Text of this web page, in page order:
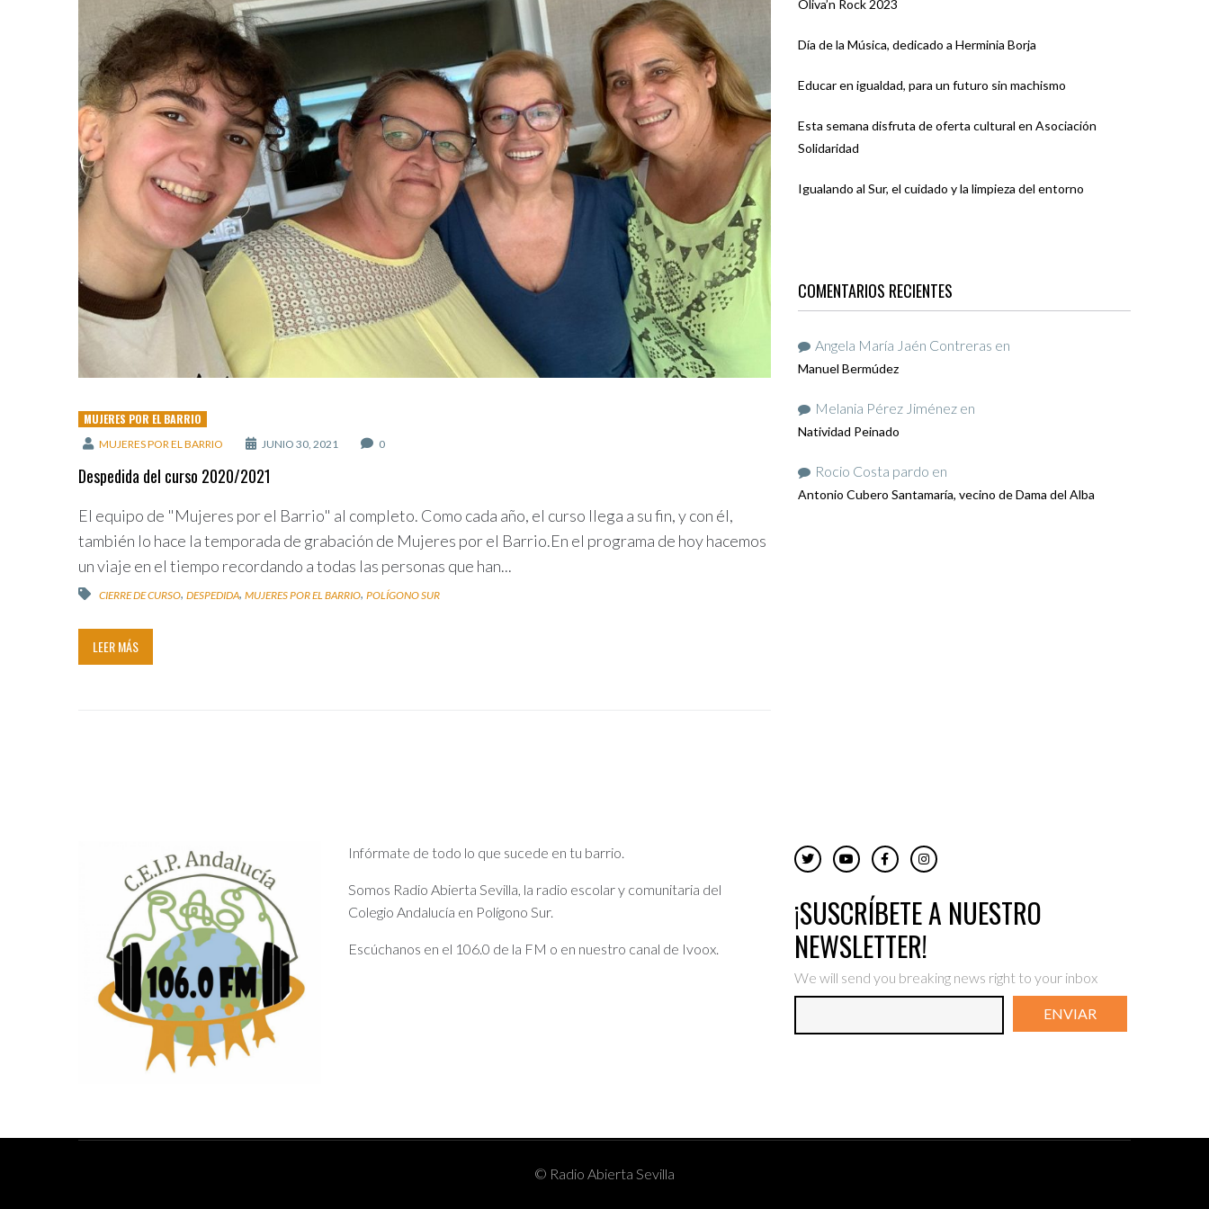
MUJERES POR EL BARRIO
MUJERES POR EL BARRIO JUNIO 30, 2021 0
Despedida del curso 2020/2021
El equipo de "Mujeres por el Barrio" al completo. Como cada año, el curso llega a su fin, y con él,
también lo hace la temporada de grabación de Mujeres por el Barrio.En el programa de hoy hacemos
un viaje en el tiempo recordando a todas las personas que han...
CIERRE DE CURSO, DESPEDIDA, MUJERES POR EL BARRIO, POLÍGONO SUR
LEER MÁS
Oliva’n Rock 2023
Día de la Música, dedicado a Herminia Borja
Educar en igualdad, para un futuro sin machismo
Esta semana disfruta de oferta cultural en Asociación
Solidaridad
Igualando al Sur, el cuidado y la limpieza del entorno
COMENTARIOS RECIENTES
Angela María Jaén Contreras en
Manuel Bermúdez
Melania Pérez Jiménez en
Natividad Peinado
Rocio Costa pardo en
Antonio Cubero Santamaría, vecino de Dama del Alba
Infórmate de todo lo que sucede en tu barrio.
Somos Radio Abierta Sevilla, la radio escolar y comunitaria del
Colegio Andalucía en Polígono Sur.
Escúchanos en el 106.0 de la FM o en nuestro canal de Ivoox.
¡SUSCRÍBETE A NUESTRO
NEWSLETTER!
We will send you breaking news right to your inbox
ENVIAR
© Radio Abierta Sevilla